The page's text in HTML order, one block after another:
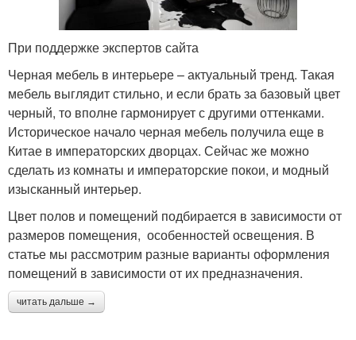
При поддержке экспертов сайта
Черная мебель в интерьере – актуальный тренд. Такая
мебель выглядит стильно, и если брать за базовый цвет
черный, то вполне гармонирует с другими оттенками.
Историческое начало черная мебель получила еще в
Китае в императорских дворцах. Сейчас же можно
сделать из комнаты и императорские покои, и модный
изысканный интерьер.
Цвет полов и помещений подбирается в зависимости от
размеров помещения, особенностей освещения. В
статье мы рассмотрим разные варианты оформления
помещений в зависимости от их предназначения.
читать дальше →